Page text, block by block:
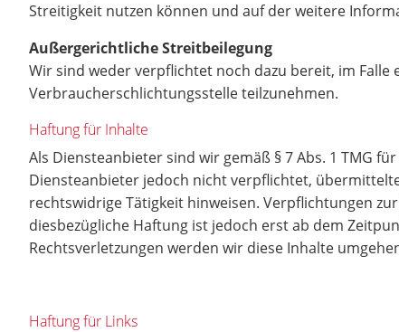
Streitigkeit nutzen können und auf der weitere
Außergerichtliche Streitbeilegung
Wir sind weder verpflichtet noch dazu bereit, im
Verbraucherschlichtungsstelle teilzunehmen.
Haftung für Inhalte
Als Diensteanbieter sind wir gemäß § 7 Abs. 1 TMG
Diensteanbieter jedoch nicht verpflichtet,
rechtswidrige Tätigkeit hinweisen. Verpflichtungen
diesbezügliche Haftung ist jedoch erst ab dem
Rechtsverletzungen werden wir diese Inhalte
Haftung für Links